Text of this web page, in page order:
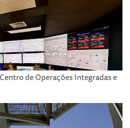
de Operações Integradas e